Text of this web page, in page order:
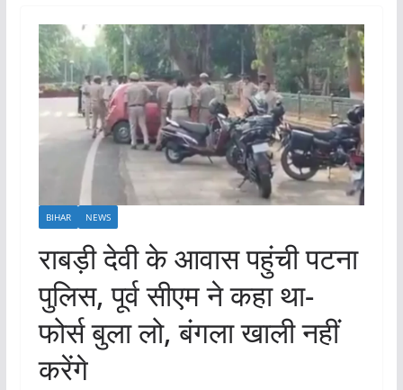
BIHAR NEWS
राबड़ी देवी के आवास पहुंची पटना
पुलिस, पूर्व सीएम ने कहा था-
फोर्स बुला लो, बंगला खाली नहीं
करेंगे